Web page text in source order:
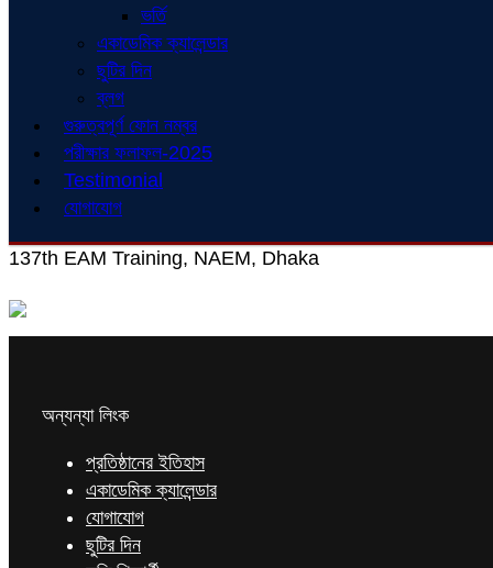
ভর্তি
একাডেমিক ক্যালেন্ডার
ছুটির দিন
ব্লগ
গুরুত্বপূর্ণ ফোন নম্বর
পরীক্ষার ফলাফল-2025
Testimonial
যোগাযোগ
137th EAM Training, NAEM, Dhaka
অন্যন্যা লিংক
প্রতিষ্ঠানের ইতিহাস
একাডেমিক ক্যালেন্ডার
যোগাযোগ
ছুটির দিন